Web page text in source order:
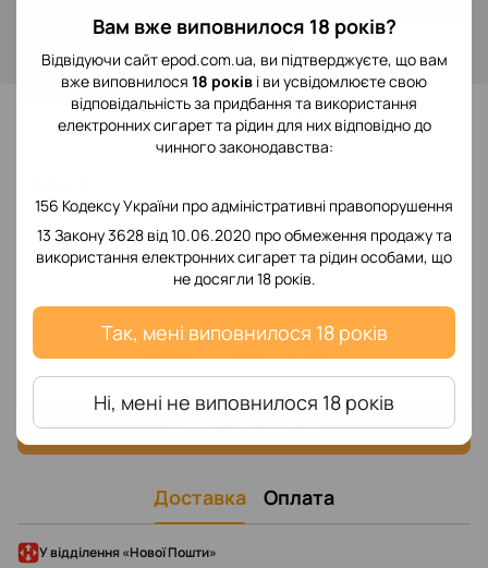
Вам вже виповнилося 18 років?
Відвідуючи сайт epod.com.ua, ви підтверджуєте, що вам
вже виповнилося 18 років і ви усвідомлюєте свою
відповідальність за придбання та використання
електронних сигарет та рідин для них відповідно до
чинного законодавства:
156 Кодексу України про адміністративні правопорушення
13 Закону 3628 від 10.06.2020 про обмеження продажу та
використання електронних сигарет та рідин особами, що
не досягли 18 років.
Так, мені виповнилося 18 років
Ні, мені не виповнилося 18 років
До обраного
Додайте перший відгук
Написати відгук
Доставка Оплата
У відділення «Нової Пошти»